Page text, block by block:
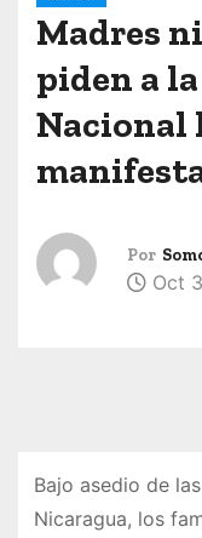
Madres
piden a
Nacional
Por
Oct
Bajo asedio de
Nicaragua, los